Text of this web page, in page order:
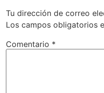
Tu dirección de correo
Los campos obligatorios
Comentario *